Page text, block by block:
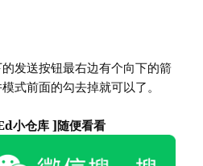
发送按钮最右边有个向下的箭
式前面的勾去掉就可以了。
小仓库 ]随便看看